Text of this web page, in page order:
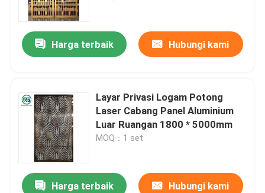
Harga terbaik Hubungi kami
Layar Privasi Logam Potong
Laser Cabang Panel Aluminium
Luar Ruangan 1800 * 5000mm
MOQ：1 set
Harga terbaik Hubungi kami